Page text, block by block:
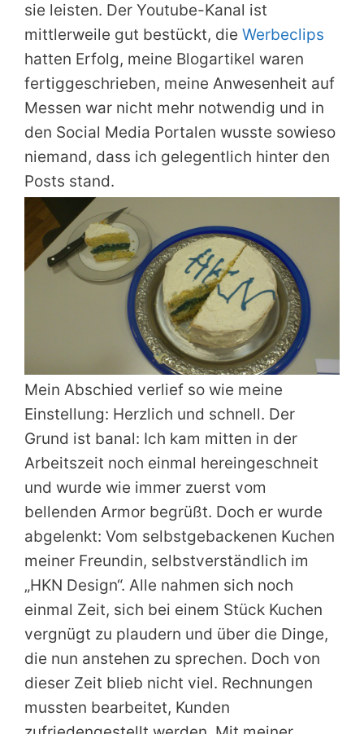
sie leisten. Der Youtube-Kanal ist
mittlerweile gut bestückt, die Werbeclips
hatten Erfolg, meine Blogartikel waren
fertiggeschrieben, meine Anwesenheit auf
Messen war nicht mehr notwendig und in
den Social Media Portalen wusste sowieso
niemand, dass ich gelegentlich hinter den
Posts stand.
Mein Abschied verlief so wie meine
Einstellung: Herzlich und schnell. Der
Grund ist banal: Ich kam mitten in der
Arbeitszeit noch einmal hereingeschneit
und wurde wie immer zuerst vom
bellenden Armor begrüßt. Doch er wurde
abgelenkt: Vom selbstgebackenen Kuchen
meiner Freundin, selbstverständlich im
„HKN Design“. Alle nahmen sich noch
einmal Zeit, sich bei einem Stück Kuchen
vergnügt zu plaudern und über die Dinge,
die nun anstehen zu sprechen. Doch von
dieser Zeit blieb nicht viel. Rechnungen
mussten bearbeitet, Kunden